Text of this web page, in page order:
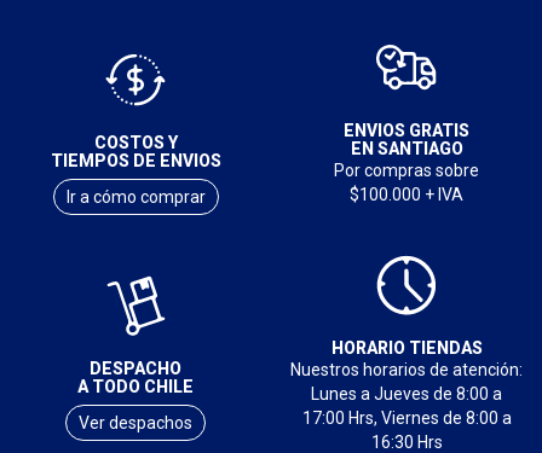
COSTOS Y
TIEMPOS DE ENVIOS
Ir a cómo comprar
ENVIOS GRATIS
EN SANTIAGO
Por compras sobre
$100.000 + IVA
DESPACHO
A TODO CHILE
Ver despachos
HORARIO TIENDAS
Nuestros horarios de atención:
Lunes a Jueves de 8:00 a
17:00 Hrs, Viernes de 8:00 a
16:30 Hrs